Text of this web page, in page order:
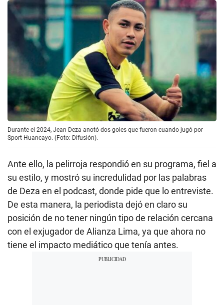
Durante el 2024, Jean Deza anotó dos goles que fueron cuando jugó por
Sport Huancayo. (Foto: Difusión).
Ante ello, la pelirroja respondió en su programa, fiel a
su estilo, y mostró su incredulidad por las palabras
de Deza en el podcast, donde pide que lo entreviste.
De esta manera, la periodista dejó en claro su
posición de no tener ningún tipo de relación cercana
con el exjugador de Alianza Lima, ya que ahora no
tiene el impacto mediático que tenía antes.